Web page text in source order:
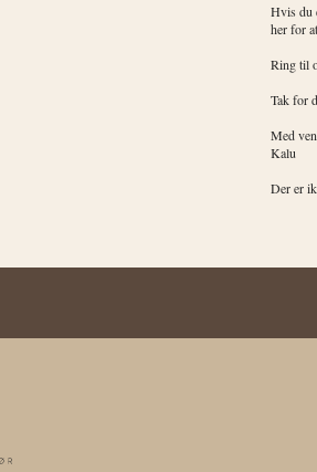
Hvis du
her for
Ring til
Tak for
Med
Kalu
Der er